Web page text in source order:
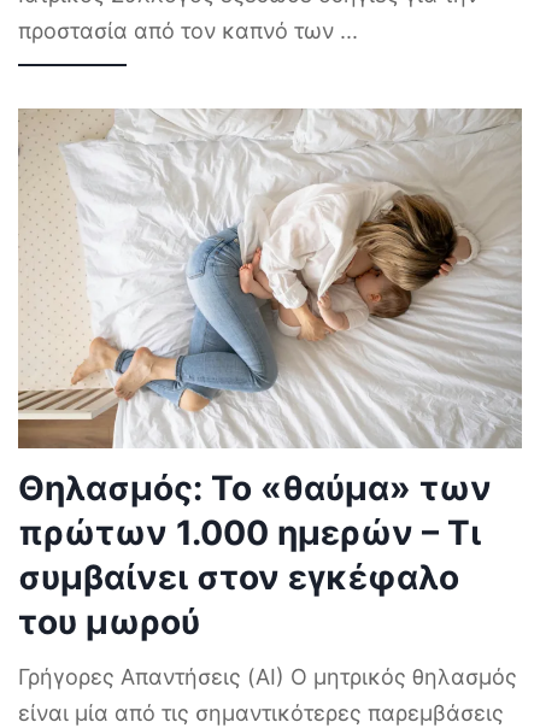
προστασία από τον καπνό των ...
Θηλασμός: Το «θαύμα» των
πρώτων 1.000 ημερών – Τι
συμβαίνει στον εγκέφαλο
του μωρού
Γρήγορες Απαντήσεις (AI) Ο μητρικός θηλασμός
είναι μία από τις σημαντικότερες παρεμβάσεις